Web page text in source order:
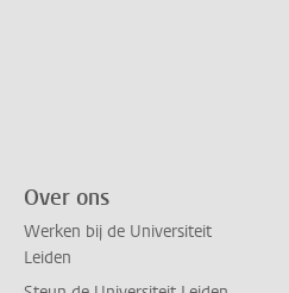
Over ons
Werken bij de Universiteit
Leiden